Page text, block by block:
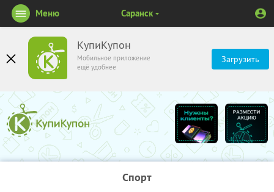
КупиКупон
Мобильное приложение
ещё удобнее
Загрузить
Меню Саранск
Спорт